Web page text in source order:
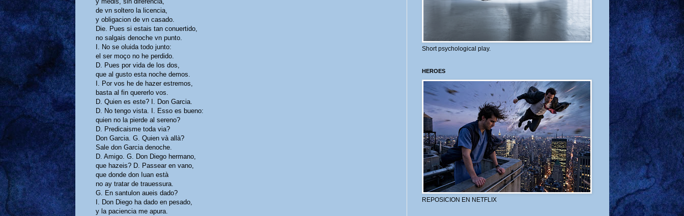
de vn soltero la licencia,
y obligacion de vn casado.
Die. Pues si estais tan conuertido,
no salgais denoche vn punto.
I. No se oluida todo junto:
el ser moço no he perdido.
D. Pues por vida de los dos,
que al gusto esta noche demos.
I. Por vos he de hazer estremos,
basta al fin quererlo vos.
D. Quien es este? I. Don Garcia.
D. No tengo vista. I. Esso es bueno:
quien no la pierde al sereno?
D. Predicaisme toda via?
Don Garcia. G. Quien và allà?
Sale don Garcia denoche.
D. Amigo. G. Don Diego hermano,
que hazeis? D. Passear en vano,
que donde don Iuan està
no ay tratar de trauessura.
G. En santulon aueis dado?
I. Don Diego ha dado en pesado,
y la paciencia me apura.
Short psychological play.
HEROES
REPOSICION EN NETFLIX